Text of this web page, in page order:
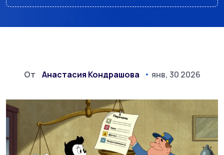
От Анастасия Кондрашова янв, 30 2026